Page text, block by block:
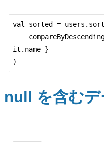
val sorted =
it.name }
null を含むデ